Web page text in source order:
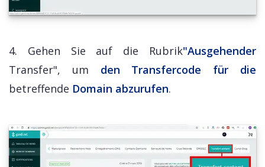
4. Gehen Sie auf die Rubrik"Ausgehender
Transfer", um den Transfercode für die
betreffende Domain abzurufen.